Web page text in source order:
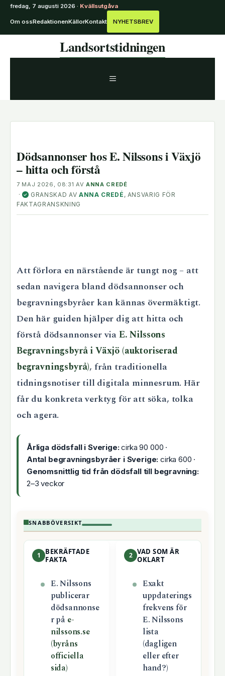
fredag, 7 augusti 2026 · Kvällsutgåva
Om ossRedaktionenKällorKontakt NYHETSBREV
Landsortstidningen
MENY
Dödsannonser hos E. Nilssons i Växjö
– hitta och förstå
7 MAJ 2026, 08:31 AV ANNA CREDÉ
· ✓ GRANSKAD AV ANNA CREDÉ , ANSVARIG FÖR
FAKTAGRANSKNING
Att förlora en närstående är tungt nog – att
sedan navigera bland dödsannonser och
begravningsbyråer kan kännas övermäktigt.
Den här guiden hjälper dig att hitta och
förstå dödsannonser viaE. Nilssons
Begravningsbyrå i Växjö (auktoriserad
begravningsbyrå), från traditionella
tidningsnotiser till digitala minnesrum. Här
får du konkreta verktyg för att söka, tolka
och agera.
Årliga dödsfall i Sverige:cirka 90 000 ·
Antal begravningsbyråer i Sverige: cirka 600 ·
Genomsnittlig tid från dödsfall till begravning:
2–3 veckor
SNABBÖVERSIKT
1
BEKRÄFTADE
FAKTA
E. Nilssons
publicerar
dödsannonse
r på e-
nilssons.se
(byråns
officiella
sida)
2 VAD SOM ÄR
OKLART
Exakt
uppdaterings
frekvens för
E. Nilssons
lista
(dagligen
eller efter
hand?)